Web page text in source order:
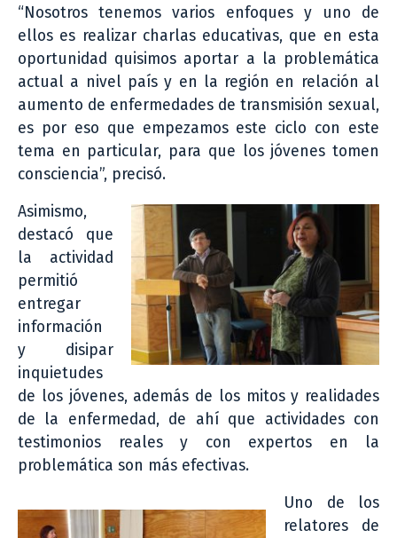
“Nosotros tenemos varios enfoques y uno de
ellos es realizar charlas educativas, que en esta
oportunidad quisimos aportar a la problemática
actual a nivel país y en la región en relación al
aumento de enfermedades de transmisión sexual,
es por eso que empezamos este ciclo con este
tema en particular, para que los jóvenes tomen
consciencia”, precisó.
Asimismo,
destacó que
la actividad
permitió
entregar
información
y disipar
inquietudes
de los jóvenes, además de los mitos y realidades
de la enfermedad, de ahí que actividades con
testimonios reales y con expertos en la
problemática son más efectivas.
Uno de los
relatores de